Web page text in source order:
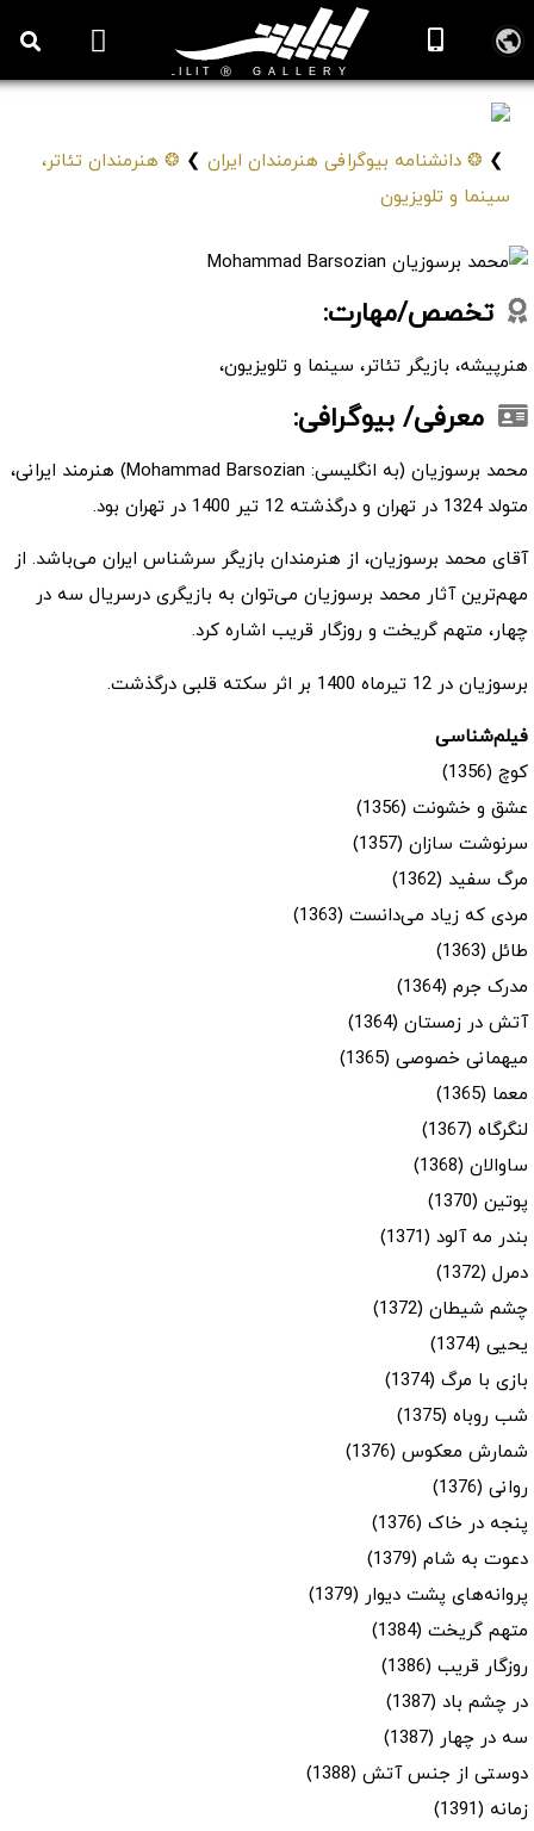
❯ ❂ دانشنامه بیوگرافی هنرمندان ایران ❯ ❂ هنرمندان تئاتر،
سینما و تلویزیون
تخصص/مهارت:
هنرپیشه، بازیگر تئاتر، سینما و تلویزیون،
معرفی/ بیوگرافی:
محمد برسوزیان (به انگلیسی: Mohammad Barsozian) هنرمند ایرانی،
متولد 1324 در تهران و درگذشته 12 تیر 1400 در تهران بود.
آقای محمد برسوزیان، از هنرمندان بازیگر سرشناس ایران می‌باشد. از
مهم‌ترین آثار محمد برسوزیان می‌توان به بازیگری درسریال سه در
چهار، متهم گریخت و روزگار قریب اشاره کرد.
برسوزیان در 12 تیرماه 1400 بر اثر سکته قلبی درگذشت.
فیلم‌شناسی
کوچ (1356)
عشق و خشونت (1356)
سرنوشت سازان (1357)
مرگ سفید (1362)
مردی که زیاد می‌دانست (1363)
طائل (1363)
مدرک جرم (1364)
آتش در زمستان (1364)
میهمانی خصوصی (1365)
معما (1365)
لنگرگاه (1367)
ساوالان (1368)
پوتین (1370)
بندر مه آلود (1371)
دمرل (1372)
چشم شیطان (1372)
یحیی (1374)
بازی با مرگ (1374)
شب روباه (1375)
شمارش معکوس (1376)
روانی (1376)
پنجه در خاک (1376)
دعوت به شام (1379)
پروانه‌های پشت دیوار (1379)
متهم گریخت (1384)
روزگار قریب (1386)
در چشم باد (1387)
سه در چهار (1387)
دوستی از جنس آتش (1388)
زمانه (1391)